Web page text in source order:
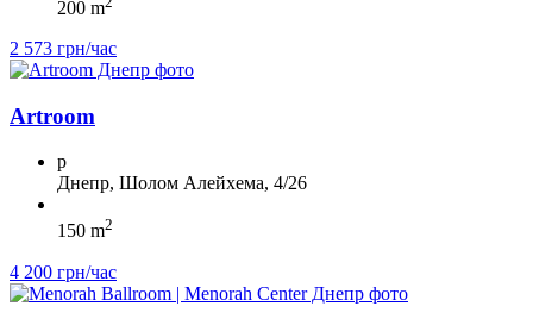
200 m
2 573 грн/час
Artroom
p
Днепр, Шолом Алейхема, 4/26
150 m2
4 200 грн/час